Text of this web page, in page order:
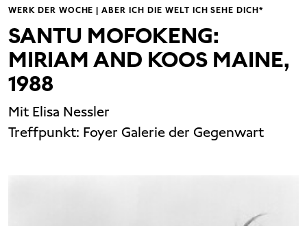
WERK DER WOCHE | ABER ICH DIE WELT ICH SEHE DICH*
SANTU MOFOKENG:
MIRIAM AND KOOS MAINE,
1988
Mit Elisa Nessler
Treffpunkt: Foyer Galerie der Gegenwart